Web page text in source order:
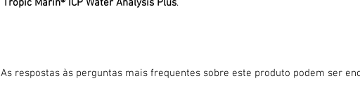
Tropic Marin® ICP Water Analysis Plus.
As respostas às perguntas mais frequentes sobre este produto podem ser